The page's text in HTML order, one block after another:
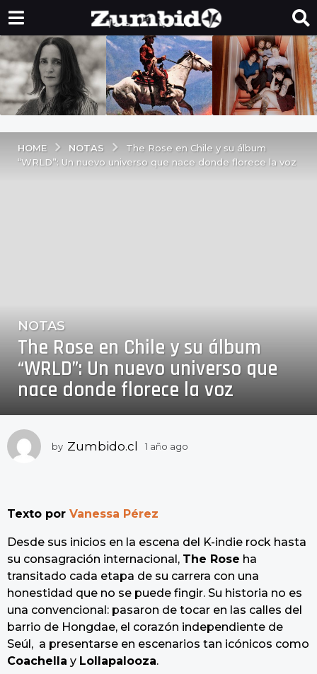
HOME NOTAS
The Rose en Chile y su álbum
“WRLD”: Un nuevo universo que nace donde florece la voz
1
a
ñ
a
o
1
a
o
NOTAS
The Rose en Chile y su álbum
“WRLD”: Un nuevo universo que
nace donde florece la voz
by Zumbido.cl 1 año ago
Texto por Vanessa Pérez
Desde sus inicios en la escena del K-indie rock hasta
su consagración internacional, The Rose ha
transitado cada etapa de su carrera con una
honestidad que no se puede fingir. Su historia no es
una convencional: pasaron de tocar en las calles del
barrio de Hongdae, el corazón independiente de
Seúl, a presentarse en escenarios tan icónicos como
Coachella y Lollapalooza.